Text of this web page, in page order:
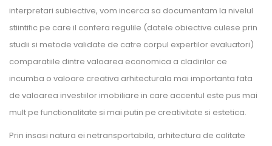
interpretari subiective, vom incerca sa documentam la nivelul
stiintific pe care il confera regulile (datele obiective culese prin
studii si metode validate de catre corpul expertilor evaluatori)
comparatiile dintre valoarea economica a cladirilor ce
incumba o valoare creativa arhitecturala mai importanta fata
de valoarea investiilor imobiliare in care accentul este pus mai
mult pe functionalitate si mai putin pe creativitate si estetica.
Prin insasi natura ei netransportabila, arhitectura de calitate